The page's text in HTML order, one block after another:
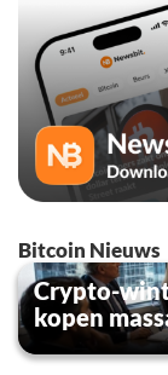
Bitcoin Nieuws
Crypto-
kopen